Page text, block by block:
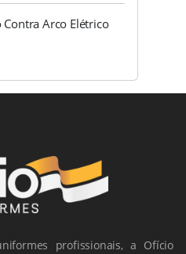
Contra Arco Elétrico
profissionais, a Ofício